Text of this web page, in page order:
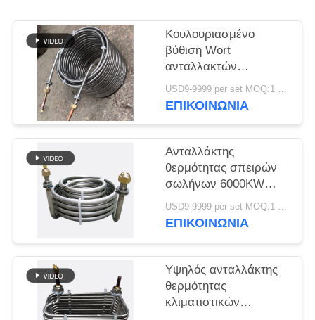
Κουλουριασμένο
βύθιση Wort
ανταλλακτών
θερμότητας σωλήνων
πιό ψυχρό ανοξείδωτο
USD9-9999 per set MOQ:1 PC
ΕΠΙΚΟΙΝΩΝΊΑ
Ανταλλάκτης
θερμότητας σπειρών
σωλήνων 6000KW
τιτανίου εξατμιστήρων
ενυδρείων
USD9-9999 per set MOQ:1 PC
ΕΠΙΚΟΙΝΩΝΊΑ
Υψηλός ανταλλάκτης
θερμότητας
κλιματιστικών